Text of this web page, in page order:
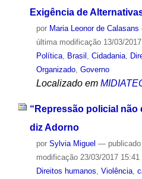
Exigência de
por Maria Leonor de Calasans
última modificação13/03/
Política, Brasil , Cidadania,
Organizado, Governo
Localizado em
“Repressão policial não
diz Adorno
por Sylvia Miguel — publicado
modificação23/03/2017 15:41
Direitos humanos Violência,